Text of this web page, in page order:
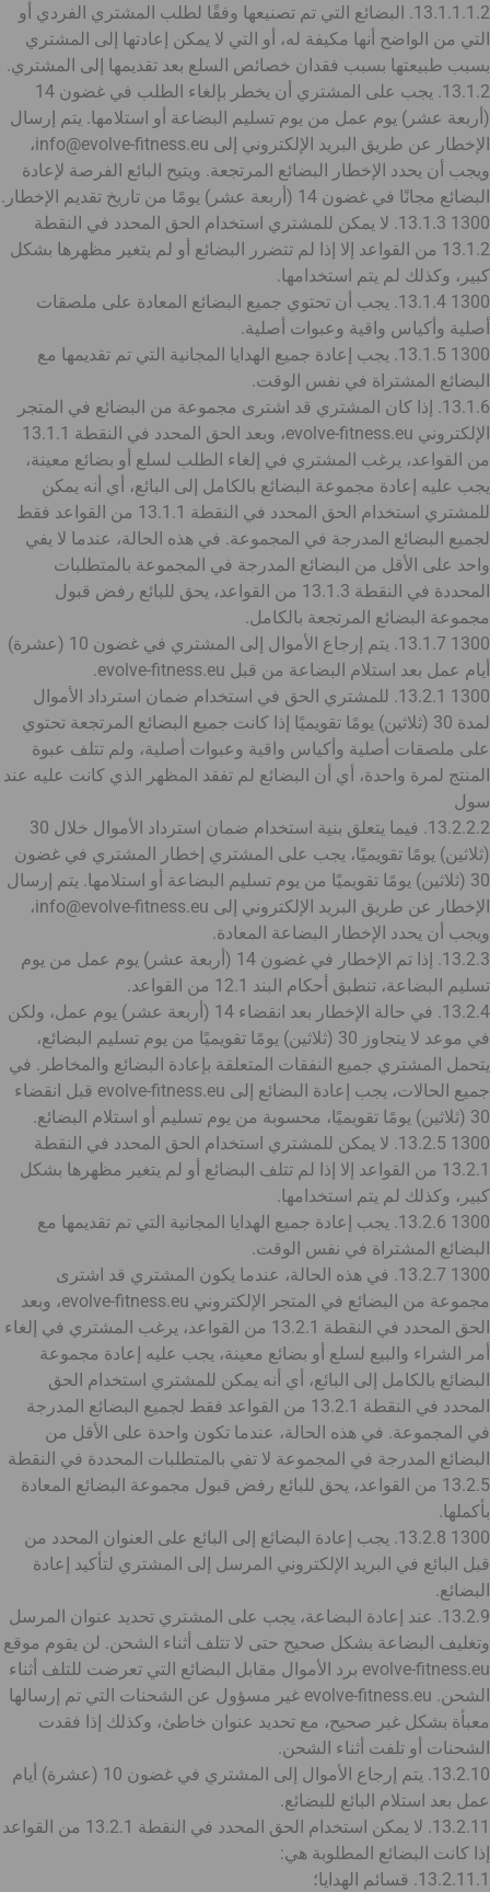
13.1.1.1.2. البضائع التي تم تصنيعها وفقًا لطلب المشتري الفردي أو
التي من الواضح أنها مكيفة له، أو التي لا يمكن إعادتها إلى المشتري
بسبب طبيعتها بسبب فقدان خصائص السلع بعد تقديمها إلى المشتري.
13.1.2. يجب على المشتري أن يخطر بإلغاء الطلب في غضون 14
(أربعة عشر) يوم عمل من يوم تسليم البضاعة أو استلامها. يتم إرسال
الإخطار عن طريق البريد الإلكتروني إلى info@evolve-fitness.eu،
ويجب أن يحدد الإخطار البضائع المرتجعة. ويتيح البائع الفرصة لإعادة
البضائع مجانًا في غضون 14 (أربعة عشر) يومًا من تاريخ تقديم الإخطار.
1300 13.1.3. لا يمكن للمشتري استخدام الحق المحدد في النقطة
13.1.2 من القواعد إلا إذا لم تتضرر البضائع أو لم يتغير مظهرها بشكل
كبير، وكذلك لم يتم استخدامها.
1300 13.1.4. يجب أن تحتوي جميع البضائع المعادة على ملصقات
أصلية وأكياس واقية وعبوات أصلية.
1300 13.1.5. يجب إعادة جميع الهدايا المجانية التي تم تقديمها مع
البضائع المشتراة في نفس الوقت.
13.1.6. إذا كان المشتري قد اشترى مجموعة من البضائع في المتجر
الإلكتروني evolve-fitness.eu، وبعد الحق المحدد في النقطة 13.1.1
من القواعد، يرغب المشتري في إلغاء الطلب لسلع أو بضائع معينة،
يجب عليه إعادة مجموعة البضائع بالكامل إلى البائع، أي أنه يمكن
للمشتري استخدام الحق المحدد في النقطة 13.1.1 من القواعد فقط
لجميع البضائع المدرجة في المجموعة. في هذه الحالة، عندما لا يفي
واحد على الأقل من البضائع المدرجة في المجموعة بالمتطلبات
المحددة في النقطة 13.1.3 من القواعد، يحق للبائع رفض قبول
مجموعة البضائع المرتجعة بالكامل.
1300 13.1.7. يتم إرجاع الأموال إلى المشتري في غضون 10 (عشرة)
أيام عمل بعد استلام البضاعة من قبل evolve-fitness.eu.
1300 13.2.1. للمشتري الحق في استخدام ضمان استرداد الأموال
لمدة 30 (ثلاثين) يومًا تقويميًا إذا كانت جميع البضائع المرتجعة تحتوي
على ملصقات أصلية وأكياس واقية وعبوات أصلية، ولم تتلف عبوة
المنتج لمرة واحدة، أي أن البضائع لم تفقد المظهر الذي كانت عليه عند
سول
13.2.2.2. فيما يتعلق بنية استخدام ضمان استرداد الأموال خلال 30
(ثلاثين) يومًا تقويميًا، يجب على المشتري إخطار المشتري في غضون
30 (ثلاثين) يومًا تقويميًا من يوم تسليم البضاعة أو استلامها. يتم إرسال
الإخطار عن طريق البريد الإلكتروني إلى info@evolve-fitness.eu،
ويجب أن يحدد الإخطار البضاعة المعادة.
13.2.3. إذا تم الإخطار في غضون 14 (أربعة عشر) يوم عمل من يوم
تسليم البضاعة، تنطبق أحكام البند 12.1 من القواعد.
13.2.4. في حالة الإخطار بعد انقضاء 14 (أربعة عشر) يوم عمل، ولكن
في موعد لا يتجاوز 30 (ثلاثين) يومًا تقويميًا من يوم تسليم البضائع،
يتحمل المشتري جميع النفقات المتعلقة بإعادة البضائع والمخاطر. في
جميع الحالات، يجب إعادة البضائع إلى evolve-fitness.eu قبل انقضاء
30 (ثلاثين) يومًا تقويميًا، محسوبة من يوم تسليم أو استلام البضائع.
1300 13.2.5. لا يمكن للمشتري استخدام الحق المحدد في النقطة
13.2.1 من القواعد إلا إذا لم تتلف البضائع أو لم يتغير مظهرها بشكل
كبير، وكذلك لم يتم استخدامها.
1300 13.2.6. يجب إعادة جميع الهدايا المجانية التي تم تقديمها مع
البضائع المشتراة في نفس الوقت.
1300 13.2.7. في هذه الحالة، عندما يكون المشتري قد اشترى
مجموعة من البضائع في المتجر الإلكتروني evolve-fitness.eu، وبعد
الحق المحدد في النقطة 13.2.1 من القواعد، يرغب المشتري في إلغاء
أمر الشراء والبيع لسلع أو بضائع معينة، يجب عليه إعادة مجموعة
البضائع بالكامل إلى البائع، أي أنه يمكن للمشتري استخدام الحق
المحدد في النقطة 13.2.1 من القواعد فقط لجميع البضائع المدرجة
في المجموعة. في هذه الحالة، عندما تكون واحدة على الأقل من
البضائع المدرجة في المجموعة لا تفي بالمتطلبات المحددة في النقطة
13.2.5 من القواعد، يحق للبائع رفض قبول مجموعة البضائع المعادة
بأكملها.
1300 13.2.8. يجب إعادة البضائع إلى البائع على العنوان المحدد من
قبل البائع في البريد الإلكتروني المرسل إلى المشتري لتأكيد إعادة
البضائع.
13.2.9. عند إعادة البضاعة، يجب على المشتري تحديد عنوان المرسل
وتغليف البضاعة بشكل صحيح حتى لا تتلف أثناء الشحن. لن يقوم موقع
evolve-fitness.eu برد الأموال مقابل البضائع التي تعرضت للتلف أثناء
الشحن. evolve-fitness.eu غير مسؤول عن الشحنات التي تم إرسالها
معبأة بشكل غير صحيح، مع تحديد عنوان خاطئ، وكذلك إذا فقدت
الشحنات أو تلفت أثناء الشحن.
13.2.10. يتم إرجاع الأموال إلى المشتري في غضون 10 (عشرة) أيام
عمل بعد استلام البائع للبضائع.
13.2.11. لا يمكن استخدام الحق المحدد في النقطة 13.2.1 من القواعد
إذا كانت البضائع المطلوبة هي:
13.2.11.1. قسائم الهدايا؛